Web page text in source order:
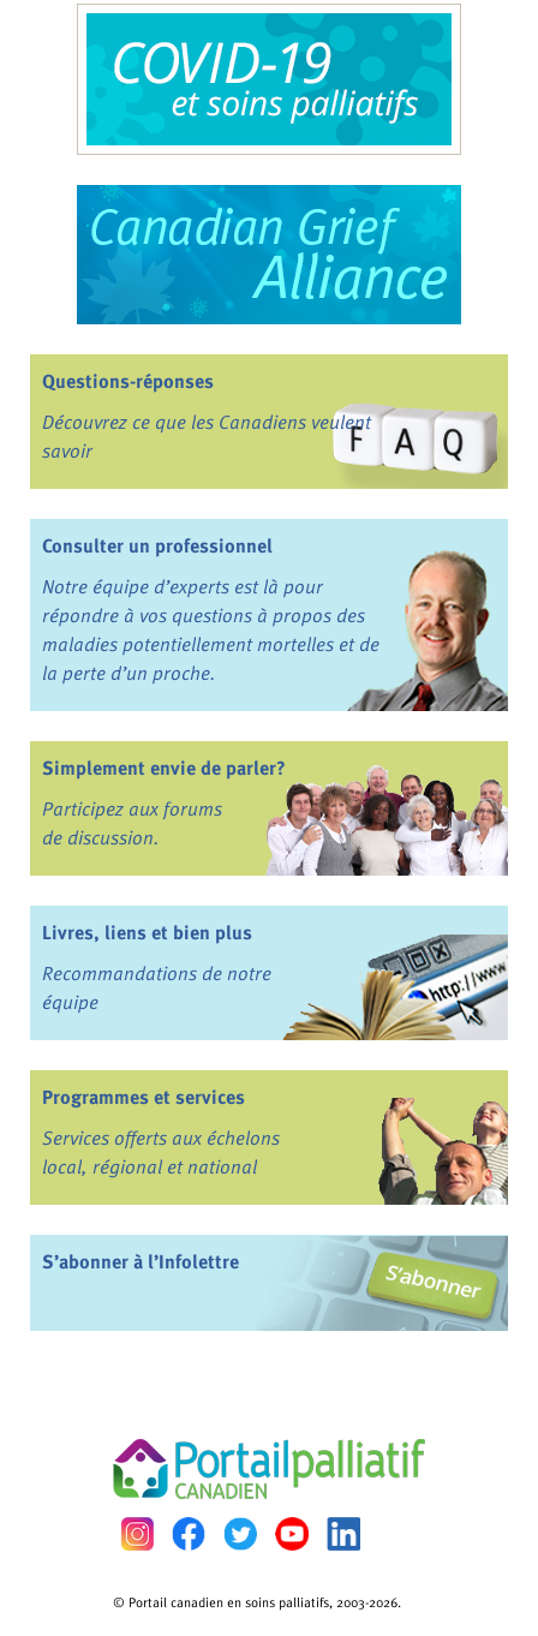
Questions-réponses
Découvrez ce que les Canadiens veulent
savoir
Consulter un professionnel
Notre équipe d’experts est là pour
répondre à vos questions à propos des
maladies potentiellement mortelles et de
la perte d’un proche.
Simplement envie de parler?
Participez aux forums
de discussion.
Livres, liens et bien plus
Recommandations de notre
équipe
Programmes et services
Services offerts aux échelons
local, régional et national
S’abonner à l’Infolettre
© Portail canadien en soins palliatifs, 2003-2026.